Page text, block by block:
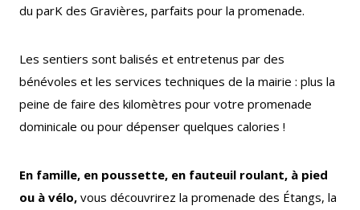
Qualité de l'air Economie locale
Agora
du parK des Gravières, parfaits pour la promenade.
Les sentiers sont balisés et entretenus par des
bénévoles et les services techniques de la mairie : plus la
peine de faire des kilomètres pour votre promenade
dominicale ou pour dépenser quelques calories !
En famille, en poussette, en fauteuil roulant, à pied
ou à vélo, vous découvrirez la promenade des Étangs, la